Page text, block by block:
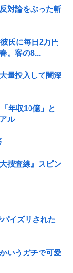
対論をぶった斬
氏に毎日2万円
。客の8...
量投入して闇深
年収10億」と
ル
捜査線』スピン
イズリされた
いうガチで可愛